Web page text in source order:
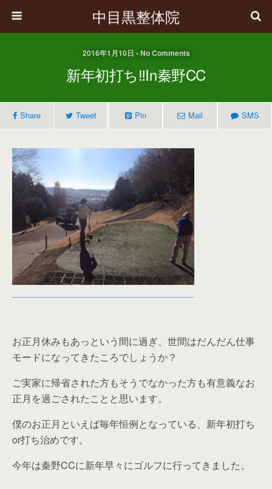
中目黒整体院
2016年1月10日 • No Comments
新年初打ち‼in秦野CC
Share Tweet Pin Mail SMS
お正月休みもあっという間に過ぎ、世間はだんだん仕事
モードになってきたころでしょうか？
ご実家に帰省された方もそうでなかった方も有意義なお
正月を過ごされたことと思います。
僕のお正月といえば毎年恒例となっている、新年初打ち
or打ち治めです。
今年は秦野CCに新年早々にゴルフに行ってきました。